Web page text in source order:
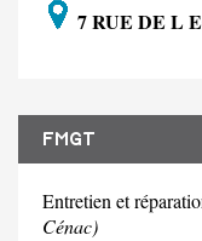
7 RUE DE L
FMGT
Entretien et
Cénac)